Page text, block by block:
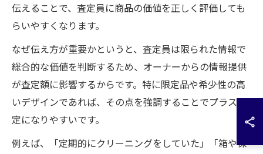
伝えることで、査定員に商品の価値を正しく評価しても
らいやすくなります。
なぜ伝え方が重要かというと、査定員は限られた情報で
総合的な価値を判断するため、オーナーからの情報提供
が査定額に影響するからです。特に限定品や希少性の高
いデザインであれば、その点を強調することでプラス査
定になりやすいです。
例えば、「定期的にクリーニングをしていた」「箱や保